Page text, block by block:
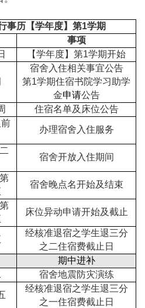
事历【学年度】第1学期
事项
【学年度】第1学期开始
宿舍入住相关事宜公告
第1学期住宿书院学习助学
金申请公告
住宿名单及床位公告
办理宿舍入住服务
宿舍开放入住期间
宿舍晚点名开始及结束
床位异动申请开始及截止
经核准退宿之学生退三分
之二住宿费截止日
期中进补
宿舍地震防灾演练
经核准退宿之学生退三分
之一住宿费截止日